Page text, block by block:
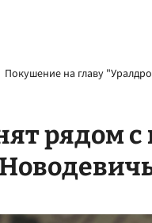
Покушение на главу
рядом с